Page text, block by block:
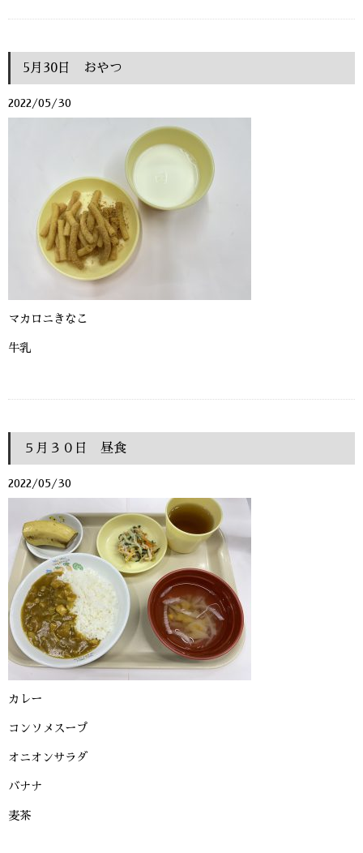
5月30日 おやつ
2022/05/30
マカロニきなこ
牛乳
５月３０日 昼食
2022/05/30
カレー
コンソメスープ
オニオンサラダ
バナナ
麦茶